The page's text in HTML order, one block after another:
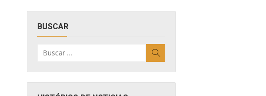
BUSCAR
por: